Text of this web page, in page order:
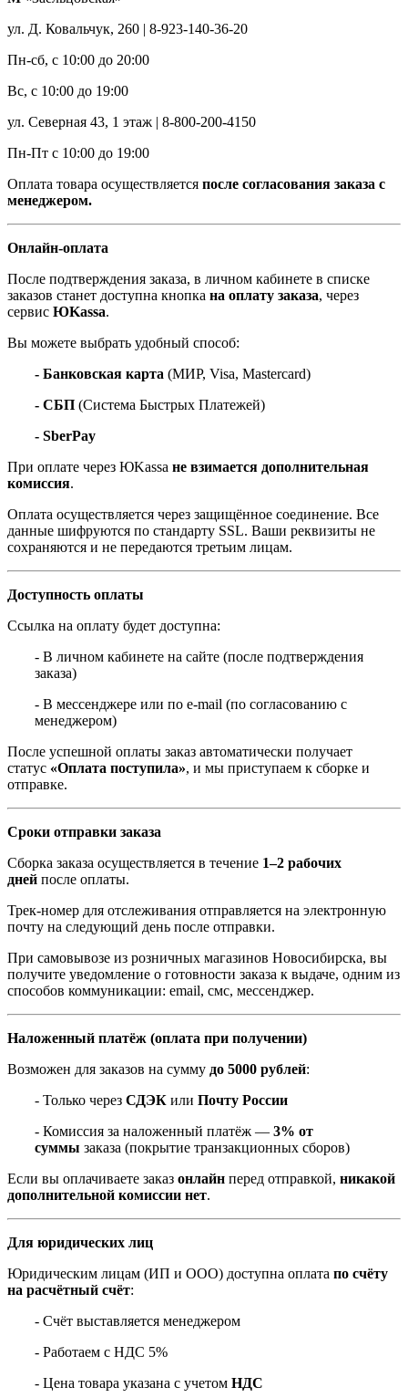
ул. Д. Ковальчук, 260 | 8-923-140-36-20
Пн-сб, с 10:00 до 20:00
Вс, с 10:00 до 19:00
ул. Северная 43, 1 этаж | 8-800-200-4150
Пн-Пт с 10:00 до 19:00
Оплата товара осуществляется после согласования заказа с
менеджером.
Онлайн-оплата
После подтверждения заказа, в личном кабинете в списке
заказов станет доступна кнопка на оплату заказа, через
сервис ЮKassa.
Вы можете выбрать удобный способ:
- Банковская карта (МИР, Visa, Mastercard)
- СБП (Система Быстрых Платежей)
- SberPay
При оплате через ЮKassa не взимается дополнительная
комиссия.
Оплата осуществляется через защищённое соединение. Все
данные шифруются по стандарту SSL. Ваши реквизиты не
сохраняются и не передаются третьим лицам.
Доступность оплаты
Ссылка на оплату будет доступна:
- В личном кабинете на сайте (после подтверждения
заказа)
- В мессенджере или по e-mail (по согласованию с
менеджером)
После успешной оплаты заказ автоматически получает
статус «Оплата поступила», и мы приступаем к сборке и
отправке.
Сроки отправки заказа
Сборка заказа осуществляется в течение 1–2 рабочих
дней после оплаты.
Трек-номер для отслеживания отправляется на электронную
почту на следующий день после отправки.
При самовывозе из розничных магазинов Новосибирска, вы
получите уведомление о готовности заказа к выдаче, одним из
способов коммуникации: email, смс, мессенджер.
Наложенный платёж (оплата при получении)
Возможен для заказов на сумму до 5000 рублей:
- Только через СДЭК или Почту России
- Комиссия за наложенный платёж — 3% от
суммы заказа (покрытие транзакционных сборов)
Если вы оплачиваете заказ онлайн перед отправкой, никакой
дополнительной комиссии нет.
Для юридических лиц
Юридическим лицам (ИП и ООО) доступна оплата по счёту
на расчётный счёт:
- Счёт выставляется менеджером
- Работаем с НДС 5%
- Цена товара указана с учетом НДС